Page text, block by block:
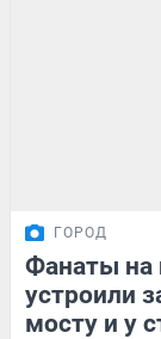
ГОРОД
Фанаты на
устроили
мосту и у